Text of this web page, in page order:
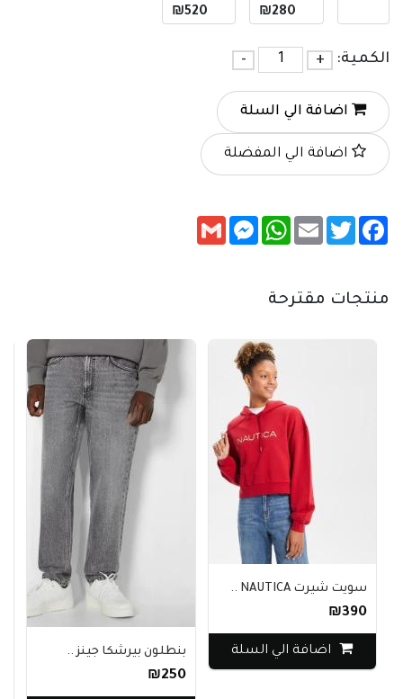
₪280
₪520
الكمية: +
-
اضافة الي السلة
اضافة الي المفضلة
Facebook
Twitter
Email
WhatsApp
Messenger
Gmail
منتجات مقترحة
سويت شيرت NAUTICA ..
₪390
اضافة الي السلة بنطلون بيرشكا جينز ..
₪250